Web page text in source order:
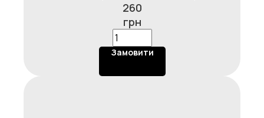
хрумким солодким перцем і міксом свіжої
зелені, злегка підкреслена солодко-солоним
соусом Унагі, 220 г
260
грн
Замовити